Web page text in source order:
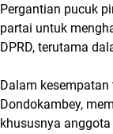
Pergantian pucuk
partai untuk
DPRD, terutama
Dalam kesempatan
Dondokambey,
khususnya